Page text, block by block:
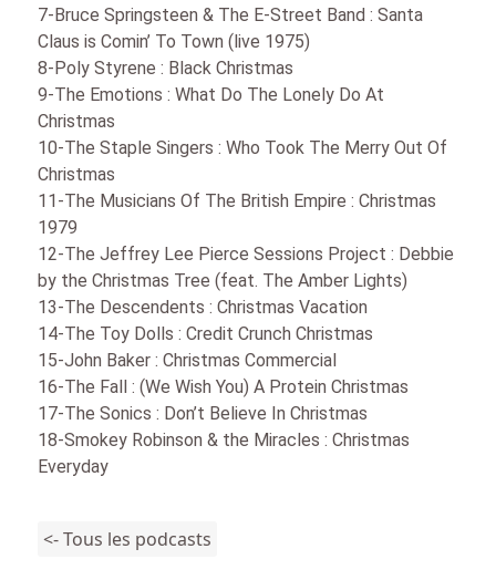
7-Bruce Springsteen & The E-Street Band : Santa
Claus is Comin’ To Town (live 1975)
8-Poly Styrene : Black Christmas
9-The Emotions : What Do The Lonely Do At
Christmas
10-The Staple Singers : Who Took The Merry Out Of
Christmas
11-The Musicians Of The British Empire : Christmas
1979
12-The Jeffrey Lee Pierce Sessions Project : Debbie
by the Christmas Tree (feat. The Amber Lights)
13-The Descendents : Christmas Vacation
14-The Toy Dolls : Credit Crunch Christmas
15-John Baker : Christmas Commercial
16-The Fall : (We Wish You) A Protein Christmas
17-The Sonics : Don’t Believe In Christmas
18-Smokey Robinson & the Miracles : Christmas
Everyday
<- Tous les podcasts